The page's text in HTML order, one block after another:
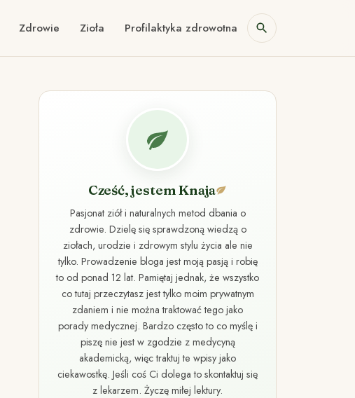
Zdrowie Zioła Profilaktyka zdrowotna
Cześć, jestem Knaja
Pasjonat ziół i naturalnych metod dbania o
zdrowie. Dzielę się sprawdzoną wiedzą o
ziołach, urodzie i zdrowym stylu życia ale nie
tylko. Prowadzenie bloga jest moją pasją i robię
to od ponad 12 lat. Pamiętaj jednak, że wszystko
co tutaj przeczytasz jest tylko moim prywatnym
zdaniem i nie można traktować tego jako
porady medycznej. Bardzo często to co myślę i
piszę nie jest w zgodzie z medycyną
akademicką, więc traktuj te wpisy jako
ciekawostkę. Jeśli coś Ci dolega to skontaktuj się
z lekarzem. Życzę miłej lektury.